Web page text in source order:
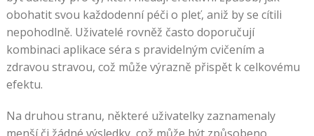
obohatit svou každodenní péči o pleť, aniž by se cítili
nepohodlně. Uživatelé rovněž často doporučují
kombinaci aplikace séra s pravidelným cvičením a
zdravou stravou, což může výrazně přispět k celkovému
efektu.
Na druhou stranu, některé uživatelky zaznamenaly